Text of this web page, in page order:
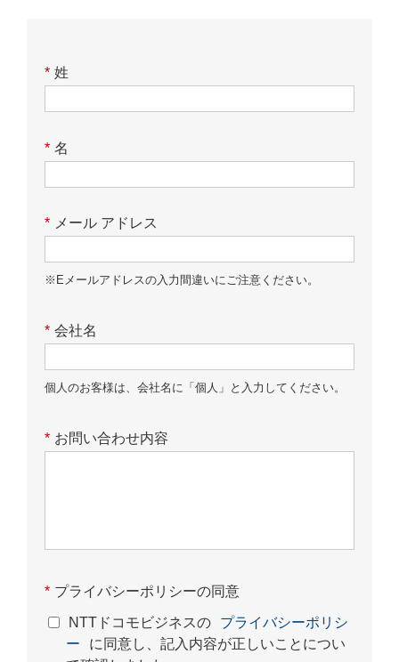
* 姓
* 名
* メール アドレス
※Eメールアドレスの入力間違いにご注意ください。
* 会社名
個人のお客様は、会社名に「個人」と入力してください。
* お問い合わせ内容
* プライバシーポリシーの同意
NTTドコモビジネスの
プライバシーポリシ
ー
に同意し、記入内容が正しいことについ